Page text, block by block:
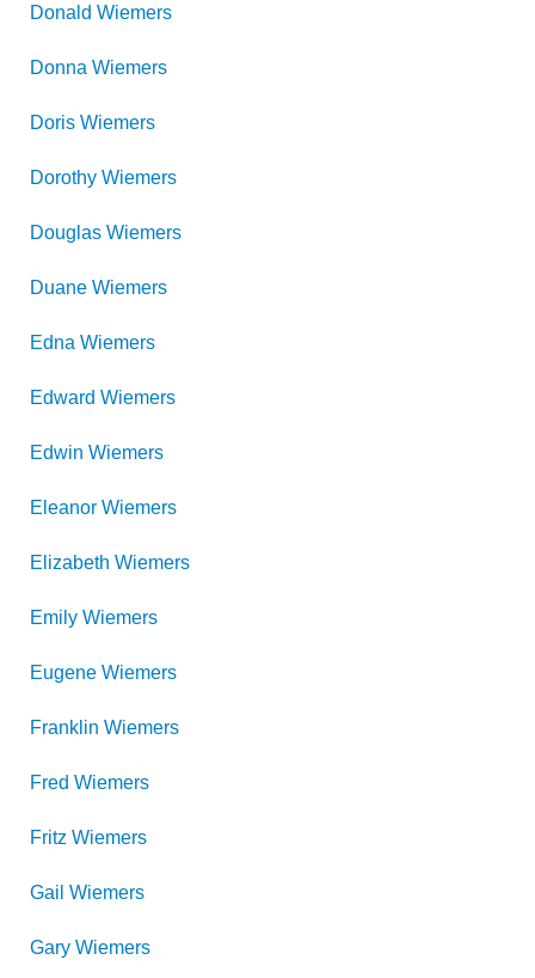
Donald Wiemers
Donna Wiemers
Doris Wiemers
Dorothy Wiemers
Douglas Wiemers
Duane Wiemers
Edna Wiemers
Edward Wiemers
Edwin Wiemers
Eleanor Wiemers
Elizabeth Wiemers
Emily Wiemers
Eugene Wiemers
Franklin Wiemers
Fred Wiemers
Fritz Wiemers
Gail Wiemers
Gary Wiemers